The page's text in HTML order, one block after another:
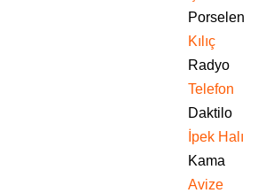
Porselen
Kılıç
Radyo
Telefon
Daktilo
İpek Halı
Kama
Avize